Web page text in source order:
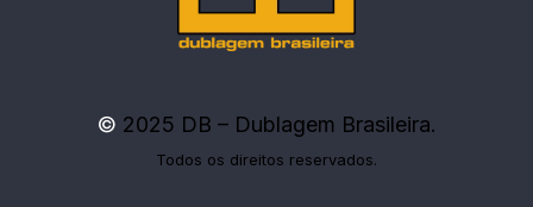
© 2025 DB – Dublagem Brasileira.
Todos os direitos reservados.